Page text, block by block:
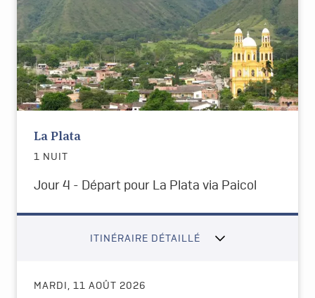
La Plata
1 NUIT
Jour 4 - Départ pour La Plata via Paicol
ITINÉRAIRE DÉTAILLÉ
MARDI, 11 AOÛT 2026